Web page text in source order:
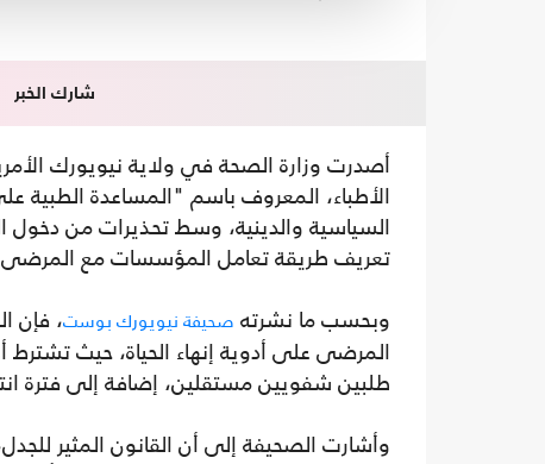
شارك الخبر
أصدرت وزارة الصحة في ولاية نيويورك
الأطباء، المعروف باسم "المساعدة
السياسية والدينية، وسط تحذيرات من
تعريف طريقة تعامل المؤسسات مع
وبحسب ما نشرته صحيفة نيويورك بوست، فإن
المرضى على أدوية إنهاء الحياة، حيث تشترط
طلبين شفويين مستقلين، إضافة إلى فترة